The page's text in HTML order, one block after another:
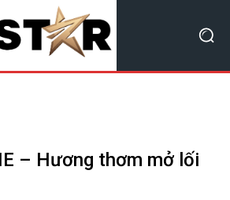
– Hương thơm mở lối